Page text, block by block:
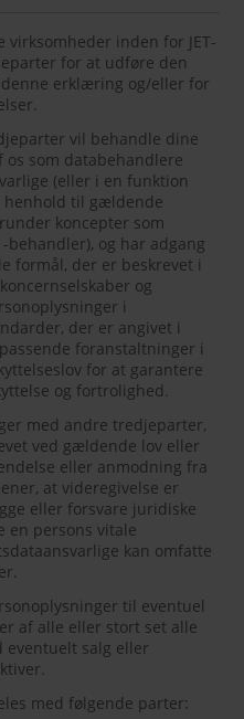
virksomheder inden for JET-
for at udføre den
erklæring og/eller for
vil behandle dine
os som databehandlere
(eller i en funktion
henhold til gældende
koncepter som
og har adgang
formål, der er beskrevet i
og
i
der er angivet i
foranstaltninger i
for at garantere
og fortrolighed.
med andre tredjeparter,
ved gældende lov eller
eller anmodning fra
at videregivelse er
eller forsvare juridiske
en persons vitale
kan omfatte
til eventuel
af alle eller stort set alle
eventuelt salg eller
med følgende parter: